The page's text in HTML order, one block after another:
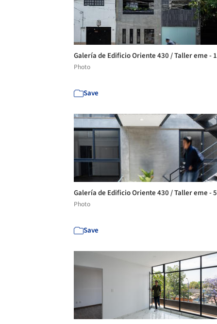
Galería de Edificio Oriente 430 / Taller eme - 1
Photo
Save
Galería de Edificio Oriente 430 / Taller eme - 5
Photo
Save